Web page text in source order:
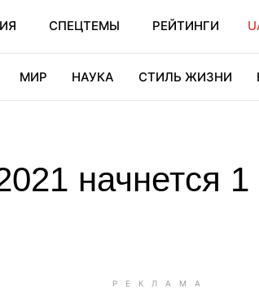
СПЕЦТЕМЫ РЕЙТИНГИ
МИР НАУКА СТИЛЬ ЖИЗНИ
начнется 1